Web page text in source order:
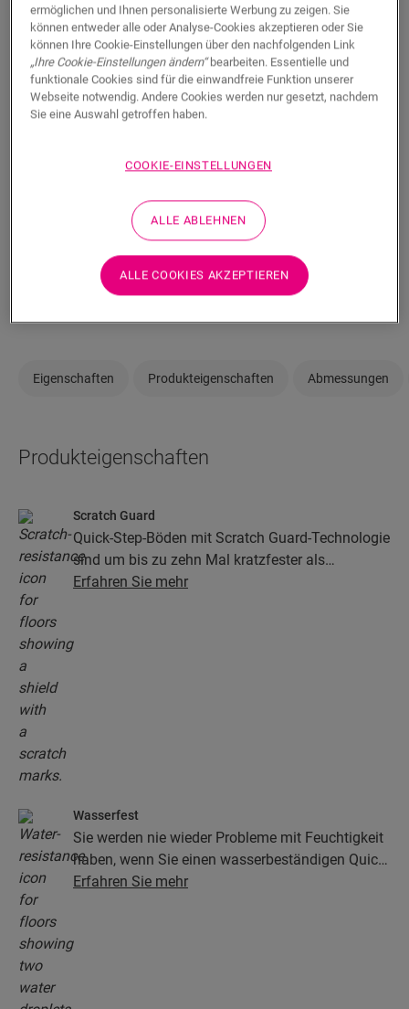
sehen? Sie haben noch Fragen? Kein Problem! Es gibt
immer einen Händler in Ihrer Nähe.
Sie sind sich nicht sicher, ob dieser Boden
zu Ihrem Stil und Ihren Bedürfnissen
Eigenschaften Produkteigenschaften Abmessungen
Produkteigenschaften
Scratch Guard
Quick-Step-Böden mit Scratch Guard-Technologie
sind um bis zu zehn Mal kratzfester als
herkömmliche Böden.
Erfahren Sie mehr
Wasserfest
Sie werden nie wieder Probleme mit Feuchtigkeit
haben, wenn Sie einen wasserbeständigen Quick-
Step-Boden wählen. Unsere Böden sehen nicht
Reinigung so einfach wie niemals zuvor!
Erfahren Sie mehr
ermöglichen und Ihnen personalisierte Werbung zu zeigen. Sie
können entweder alle oder Analyse-Cookies akzeptieren oder Sie
können Ihre Cookie-Einstellungen über den nachfolgenden Link
„Ihre Cookie-Einstellungen ändern“bearbeiten. Essentielle und
funktionale Cookies sind für die einwandfreie Funktion unserer
Webseite notwendig. Andere Cookies werden nur gesetzt, nachdem
Sie eine Auswahl getroffen haben.
COOKIE-EINSTELLUNGEN
ALLE ABLEHNEN
ALLE COOKIES AKZEPTIEREN